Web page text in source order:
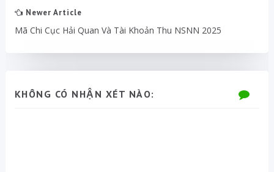
Newer Article
Mã Chi Cục Hải Quan Và Tài Khoản Thu NSNN 2025
KHÔNG CÓ NHẬN XÉT NÀO: